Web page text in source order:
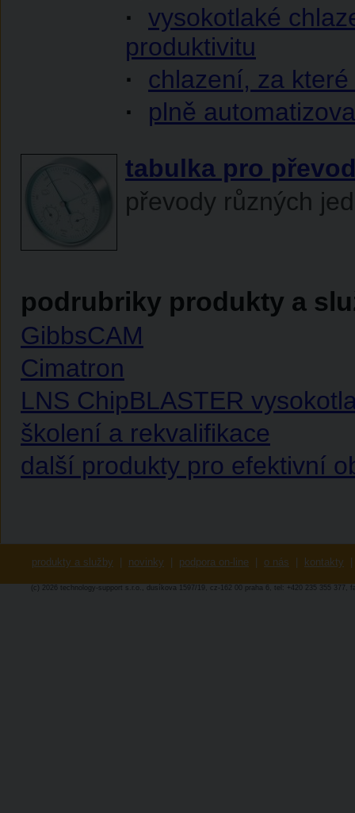
· vysokotlaké
produktivitu
· chlazení, za
· plně
tabulka pro
převody různých
podrubriky produkty a
GibbsCAM
Cimatron
LNS ChipBLASTER
školení a rekvalifikace
další produkty pro efektivní
produkty a služby novinky podpora on-line o nás kontakty
(c) 2026 technology-support s.r.o., dusíkova 1597/19, cz-162 00 praha 6, tel: +420 235 355 377,